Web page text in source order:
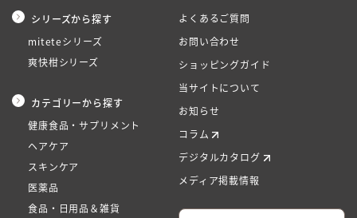
シリーズから探す
miteteシリーズ
爽快柑シリーズ
カテゴリーから探す
健康食品・サプリメント
ヘアケア
スキンケア
医薬品
食品・日用品＆雑貨
よくあるご質問
お問い合わせ
ショッピングガイド
当サイトについて
お知らせ
コラム
デジタルカタログ
メディア掲載情報